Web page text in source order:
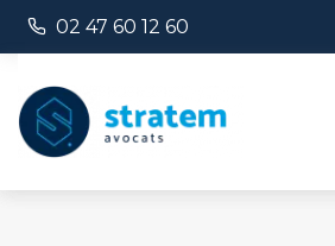
Numéro de téléphone :
02 47 60 12 60
Panneau de gestion des cookies